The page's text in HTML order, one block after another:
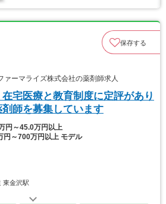
保存する
ーマライズ株式会社の薬剤師求人
宅医療と教育制度に定評があり
師を募集しています
円～45.0万円以上
円～700万円以上 モデル
東金沢駅